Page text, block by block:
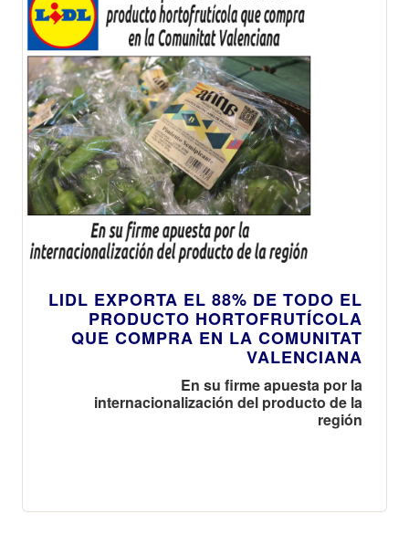
en España a
partir del
próximo
sábado, 6 de
julio
abril a las 650
tiendas de Lidl
LIDL EXPORTA EL 88% DE TODO EL
PRODUCTO HORTOFRUTÍCOLA
QUE COMPRA EN LA COMUNITAT
VALENCIANA
En su firme apuesta por la
internacionalización del producto de la
región